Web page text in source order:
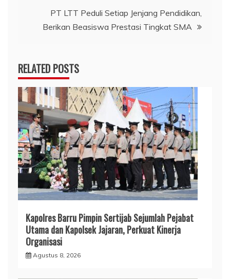
PT LTT Peduli Setiap Jenjang Pendidikan,
Berikan Beasiswa Prestasi Tingkat SMA
RELATED POSTS
Kapolres Barru Pimpin Sertijab Sejumlah Pejabat
Utama dan Kapolsek Jajaran, Perkuat Kinerja
Organisasi
Agustus 8, 2026